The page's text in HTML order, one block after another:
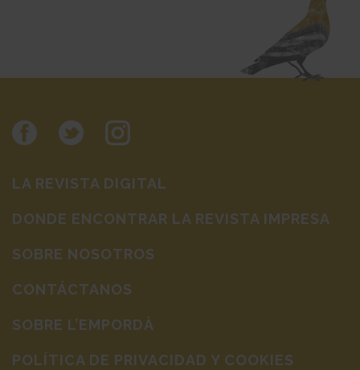
LA REVISTA DIGITAL
DONDE ENCONTRAR LA REVISTA IMPRESA
SOBRE NOSOTROS
CONTÁCTANOS
SOBRE L’EMPORDÀ
POLÍTICA DE PRIVACIDAD Y COOKIES